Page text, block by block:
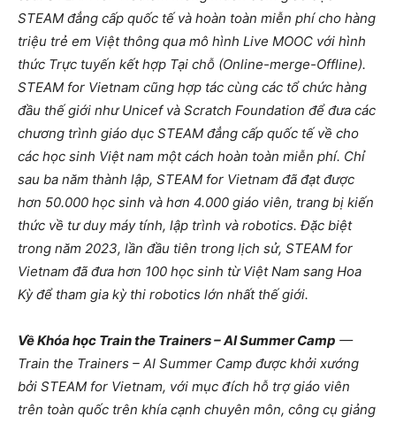
STEAM đẳng cấp quốc tế và hoàn toàn miễn phí cho hàng
triệu trẻ em Việt thông qua mô hình Live MOOC với hình
thức Trực tuyến kết hợp Tại chỗ (Online-merge-Offline).
STEAM for Vietnam cũng hợp tác cùng các tổ chức hàng
đầu thế giới như Unicef và Scratch Foundation để đưa các
chương trình giáo dục STEAM đẳng cấp quốc tế về cho
các học sinh Việt nam một cách hoàn toàn miễn phí. Chỉ
sau ba năm thành lập, STEAM for Vietnam đã đạt được
hơn 50.000 học sinh và hơn 4.000 giáo viên, trang bị kiến
thức về tư duy máy tính, lập trình và robotics. Đặc biệt
trong năm 2023, lần đầu tiên trong lịch sử, STEAM for
Vietnam đã đưa hơn 100 học sinh từ Việt Nam sang Hoa
Kỳ để tham gia kỳ thi robotics lớn nhất thế giới.
Về Khóa học Train the Trainers – AI Summer Camp —
Train the Trainers – AI Summer Camp được khởi xướng
bởi STEAM for Vietnam, với mục đích hỗ trợ giáo viên
trên toàn quốc trên khía cạnh chuyên môn, công cụ giảng